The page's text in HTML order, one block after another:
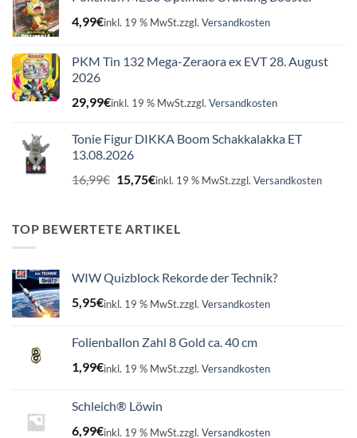
4,99€inkl. 19 % MwSt.zzgl. Versandkosten
PKM Tin 132 Mega-Zeraora ex EVT 28. August
2026
29,99€inkl. 19 % MwSt.zzgl. Versandkosten
Tonie Figur DIKKA Boom Schakkalakka ET
13.08.2026
16,99€ Ursprünglicher
Preis
16,99€
15,75€Aktueller
15,75€.
inkl. 19 % MwSt.zzgl. Versandkosten
TOP BEWERTETE ARTIKEL
WIW Quizblock Rekorde der Technik?
5,95€inkl. 19 % MwSt.zzgl. Versandkosten
Folienballon Zahl 8 Gold ca. 40 cm
1,99€inkl. 19 % MwSt.zzgl. Versandkosten
Schleich® Löwin
6,99€inkl. 19 % MwSt.zzgl. Versandkosten